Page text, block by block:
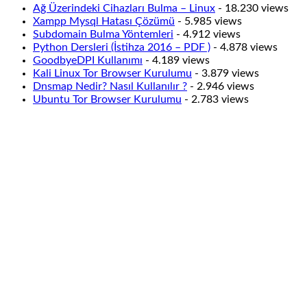
Ağ Üzerindeki Cihazları Bulma – Linux - 18.230 views
Xampp Mysql Hatası Çözümü - 5.985 views
Subdomain Bulma Yöntemleri - 4.912 views
Python Dersleri (İstihza 2016 – PDF ) - 4.878 views
GoodbyeDPI Kullanımı - 4.189 views
Kali Linux Tor Browser Kurulumu - 3.879 views
Dnsmap Nedir? Nasıl Kullanılır ? - 2.946 views
Ubuntu Tor Browser Kurulumu - 2.783 views